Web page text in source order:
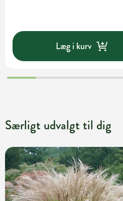
Læg i kurv
Særligt udvalgt til dig